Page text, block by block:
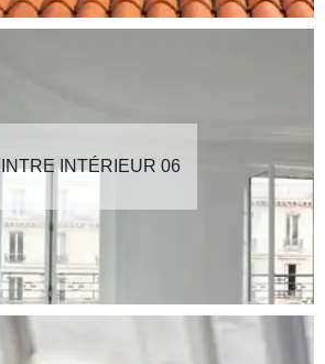
INTÉRIEUR 06